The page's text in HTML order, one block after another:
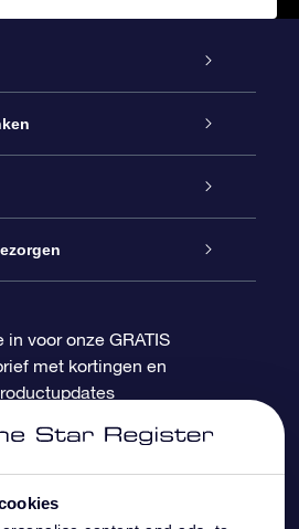
sterrenpagina
in voor onze GRATIS
met kortingen en